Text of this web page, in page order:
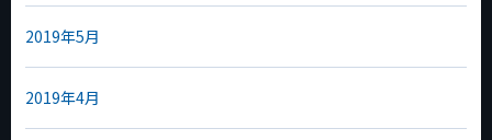
2019年5月
2019年4月